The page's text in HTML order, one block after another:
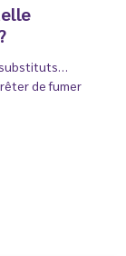
substituts…
de fumer